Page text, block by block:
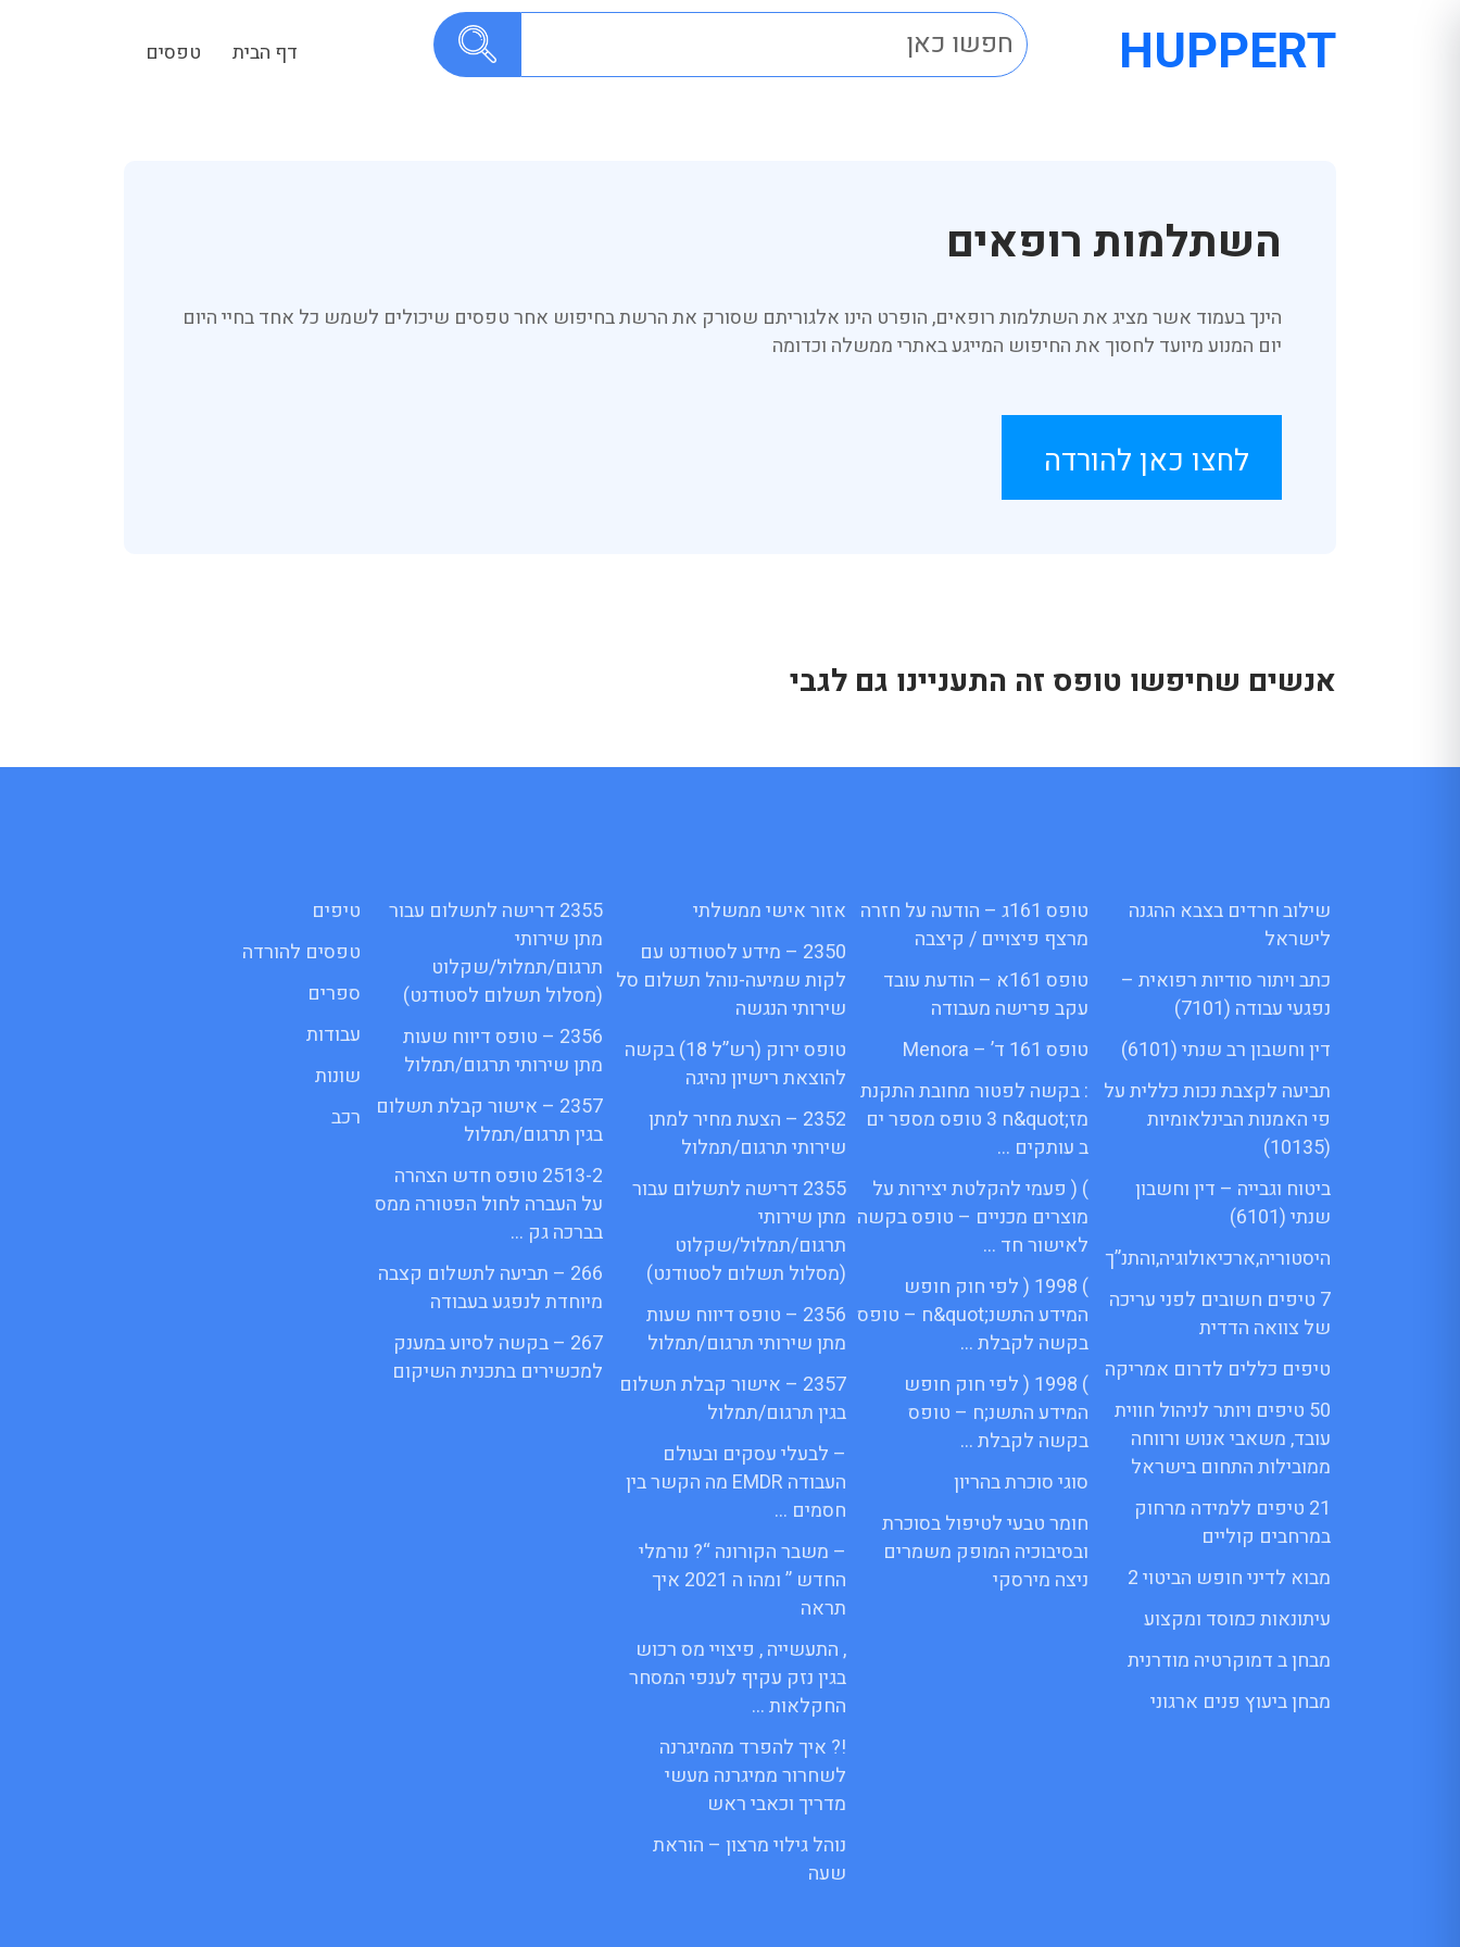
HUPPERT דף הבית טפסים
השתלמות רופאים
הינך בעמוד אשר מציג את השתלמות רופאים, הופרט הינו אלגוריתם שסורק את הרשת בחיפוש אחר טפסים שיכולים לשמש כל אחד בחיי היום
יום המנוע מיועד לחסוך את החיפוש המייגע באתרי ממשלה וכדומה
לחצו כאן להורדה
אנשים שחיפשו טופס זה התעניינו גם לגבי
שילוב חרדים בצבא ההגנה
לישראל
כתב ויתור סודיות רפואית –
נפגעי עבודה (7101)
דין וחשבון רב שנתי (6101)
תביעה לקצבת נכות כללית על
פי האמנות הבינלאומיות
(10135)
ביטוח וגבייה – דין וחשבון
שנתי (6101)
היסטוריה,ארכיאולוגיה,והתנ”ך
7 טיפים חשובים לפני עריכה
של צוואה הדדית
טיפים כללים לדרום אמריקה
50 טיפים ויותר לניהול חווית
עובד, משאבי אנוש ורווחה
ממובילות התחום בישראל
21 טיפים ללמידה מרחוק
במרחבים קוליים
מבוא לדיני חופש הביטוי 2
עיתונאות כמוסד ומקצוע
מבחן ב דמוקרטיה מודרנית
מבחן ביעוץ פנים ארגוני
טופס 161ג – הודעה על חזרה
מרצף פיצויים / קיצבה
טופס 161א – הודעת עובד
עקב פרישה מעבודה
טופס 161 ד’ – Menora
: בקשה לפטור מחובת התקנת
מז;quot&ח 3 טופס מספר ים
ב עותקים …
) ( פעמי להקלטת יצירות על
מוצרים מכניים – טופס בקשה
לאישור חד …
) 1998 ( לפי חוק חופש
המידע התשנ;quot&ח – טופס
בקשה לקבלת …
) 1998 ( לפי חוק חופש
המידע התשנ;ח – טופס
בקשה לקבלת …
סוגי סוכרת בהריון
חומר טבעי לטיפול בסוכרת
ובסיבוכיה המופק משמרים
ניצה מירסקי
אזור אישי ממשלתי
2350 – מידע לסטודנט עם
לקות שמיעה-נוהל תשלום סל
שירותי הנגשה
טופס ירוק (רש”ל 18) בקשה
להוצאת רישיון נהיגה
2352 – הצעת מחיר למתן
שירותי תרגום/תמלול
2355 דרישה לתשלום עבור
מתן שירותי
תרגום/תמלול/שקלוט
(מסלול תשלום לסטודנט)
2356 – טופס דיווח שעות
מתן שירותי תרגום/תמלול
2357 – אישור קבלת תשלום
בגין תרגום/תמלול
– לבעלי עסקים ובעולם
העבודה EMDR מה הקשר בין
חסמים …
– משבר הקורונה “? נורמלי
החדש ” ומהו ה 2021 איך
תראה
, התעשייה , פיצויי מס רכוש
בגין נזק עקיף לענפי המסחר
החקלאות …
!? איך להפרד מהמיגרנה
לשחרור ממיגרנה מעשי
מדריך וכאבי ראש
נוהל גילוי מרצון – הוראת
שעה
2355 דרישה לתשלום עבור
מתן שירותי
תרגום/תמלול/שקלוט
(מסלול תשלום לסטודנט)
2356 – טופס דיווח שעות
מתן שירותי תרגום/תמלול
2357 – אישור קבלת תשלום
בגין תרגום/תמלול
2513-2 טופס חדש הצהרה
על העברה לחול הפטורה ממס
בברכה גק …
266 – תביעה לתשלום קצבה
מיוחדת לנפגע בעבודה
267 – בקשה לסיוע במענק
למכשירים בתכנית השיקום
טיפים
טפסים להורדה
ספרים
עבודות
שונות
רכב